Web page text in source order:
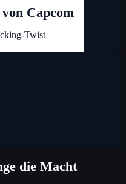
Capcom
Twist
die Macht